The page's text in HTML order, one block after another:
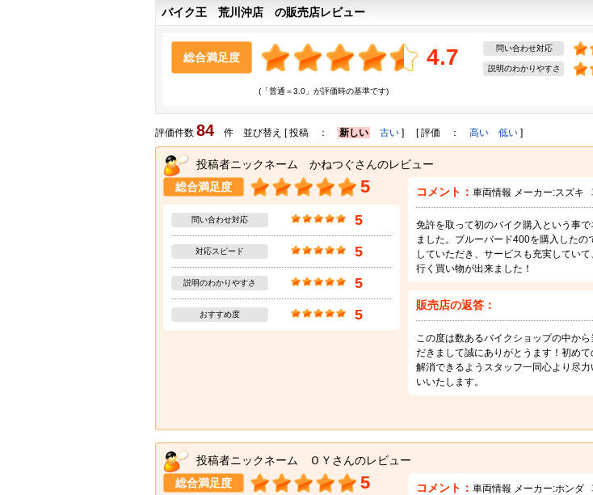
バイク王 荒川沖店 の販売店レビュー
総合満足度 4.7
(「普通＝3.0」が評価時の基準です)
問い合わせ対応
説明のわかりやすさ
評価件数 84 件 並び替え [ 投稿 ： 新しい 古い ] [ 評価 ： 高い 低い ]
投稿者ニックネーム かねつぐさんのレビュー
総合満足度 5
問い合わせ対応 5
対応スピード 5
説明のわかりやすさ 5
おすすめ度 5
コメント： 車両情報 メーカー:スズキ
免許を取って初のバイク購入という事
ました。ブルーバード400を購入した
していただき、サービスも充実してい
行く買い物が出来ました！
販売店の返答：
この度は数あるバイクショップの中か
だきまして誠にありがとうます！初め
解消できるようスタッフ一同心より尽
いいたします。
投稿者ニックネーム ＯＹさんのレビュー
総合満足度 5 コメント： 車両情報 メーカー:ホンダ